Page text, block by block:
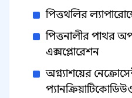
পিত্তথলির
পিত্তনালীর পাথর
এক্সপ্লোরেশন
অগ্ন্যাশয়ের